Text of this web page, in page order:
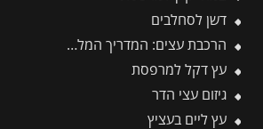
דשן לסחלבים
הרכבת עצים: המדריך המלא להרכבת עצי פרי בגינה 🌳
עץ דקל למרפסת
גיזום עצי הדר
עץ ליים בעציץ